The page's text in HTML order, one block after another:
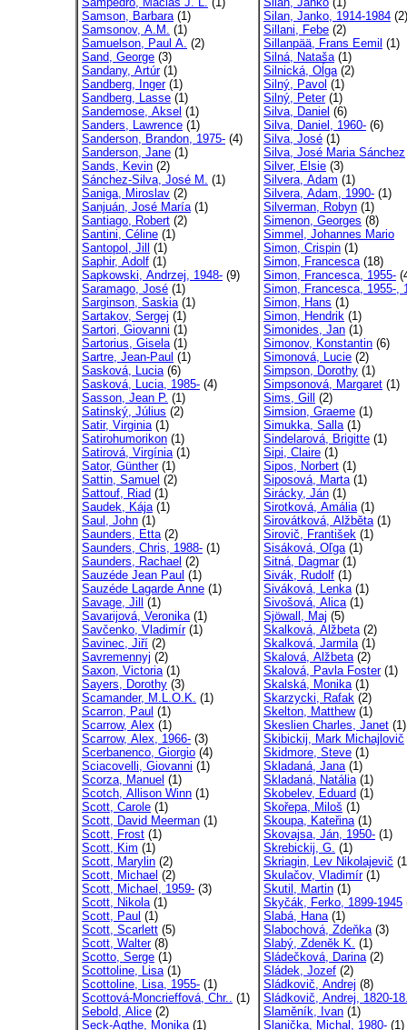
Samson, Barbara(1)
Samsonov, A.M. (1)
Samuelson, Paul A. (2)
Sand, George (3)
Sandany, Artúr(1)
Sandberg, Inger(1)
Sandberg, Lasse (1)
Sandemose, Aksel (1)
Sanders, Lawrence (1)
Sanderson, Brandon, 1975- (4)
Sanderson, Jane (1)
Sands, Kevin (2)
Sánchez-Silva, José M. (1)
Saniga, Miroslav (2)
Sanjuán, José María(1)
Santiago, Robert (2)
Santini, Céline (1)
Santopol, Jill
(1)
Saphir, Adolf (1)
Sapkowski, Andrzej, 1948- (9)
Saramago, José (1)
Sarginson, Saskia(1)
Sartakov, Sergej (1)
Sartori, Giovanni (1)
Sartorius, Gisela(1)
Sartre, Jean-Paul (1)
Sasková, Lucia(6)
Sasková, Lucia, 1985- (4)
Sasson, Jean P. (1)
Satinský, Július (2)
Satir, Virginia(1)
Satirohumorikon (1)
Satirová, Virgínia(1)
Sator, Günther(1)
Sattin, Samuel (2)
Sattouf, Riad (1)
Saudek, Kája(1)
Saul, John (1)
Saunders, Etta(2)
Saunders, Chris, 1988- (1)
Saunders, Rachael (2)
Sauzéde Jean Paul (1)
Sauzéde Lagarde Anne (1)
Savage, Jill
(1)
Savarijová, Veronika(1)
Savčenko, Vladimír(1)
Savinec, Jiří (2)
Savremennyj (2)
Saxon, Victoria(1)
Sayers, Dorothy (3)
Scamander, M.L.O.K. (1)
Scarron, Paul (1)
Scarrow, Alex (1)
Scarrow, Alex, 1966- (3)
Scerbanenco, Giorgio (4)
Sciacovelli, Giovanni (1)
Scorza, Manuel (1)
Scotch, Allison Winn (1)
Scott, Carole (1)
Scott, David Meerman (1)
Scott, Frost (1)
Scott, Kim (1)
Scott, Marylin (2)
Scott, Michael (2)
Scott, Michael, 1959- (3)
Scott, Nikola(1)
Scott, Paul (1)
Scott, Scarlett (5)
Scott, Walter(8)
Scotto, Serge (1)
Scottoline, Lisa(1)
Scottoline, Lisa, 1955- (1)
Scottová-Moncrieffová, Chr.. (1)
Sebold, Alice (2)
Seck-Agthe, Monika(1)
Silan, Janko, 1914-1984 (2)
Sillani, Febe (2)
Sillanpää, Frans Eemil (1)
Silná, Nataša(1)
Silnická, Oĺga(2)
Silný, Pavol (1)
Silný, Peter(1)
Silva, Daniel (6)
Silva, Daniel, 1960- (6)
Silva, José (1)
Silva, José Maria Sánchez
Silver, Elsie (3)
Silvera, Adam (1)
Silvera, Adam, 1990- (1)
Silverman, Robyn (1)
Simenon, Georges (8)
Simmel, Johannes Mario
Simon, Crispin (1)
Simon, Francesca(18)
Simon, Francesca, 1955-
Simon, Francesca, 1955-,
Simon, Hans (1)
Simon, Hendrik (1)
Simonides, Jan (1)
Simonov, Konstantin (6)
Simonová, Lucie (2)
Simpson, Dorothy (1)
Simpsonová, Margaret (1)
Sims, Gill
(2)
Simsion, Graeme (1)
Simukka, Salla(1)
Sindelarová, Brigitte (1)
Sipi, Claire (1)
Sipos, Norbert (1)
Siposová, Marta(1)
Sirácky, Ján (1)
Sirotková, Amália(1)
Sirovátková, Alžběta(1)
Sirovič, František (1)
Sisáková, Oľga(1)
Sitná, Dagmar(1)
Sivák, Rudolf (1)
Siváková, Lenka(1)
Sivošová, Alica(1)
Sjöwall, Maj (5)
Skalková, Alžbeta(2)
Skalková, Jarmila(1)
Skalová, Alžbeta(2)
Skalová, Pavla Foster(1)
Skalská, Monika(1)
Skarzycki, Rafak (2)
Skelton, Matthew(1)
Skeslien Charles, Janet (1)
Skibickij, Mark Michajlovič
Skidmore, Steve (1)
Skladaná, Jana(1)
Skladaná, Natália(1)
Skobelev, Eduard (1)
Skořepa, Miloš (1)
Skoupa, Kateřina(1)
Skovajsa, Ján, 1950- (1)
Skrebickij, G. (1)
Skriagin, Lev Nikolajevič
Skulačov, Vladimír(1)
Skutil, Martin (1)
Skyčák, Ferko, 1899-1945
Slabá, Hana(1)
Slabochová, Zdeňka(3)
Slabý, Zdeněk K. (1)
Sládečková, Darina(2)
Sládek, Jozef (2)
Sládkovič, Andrej (8)
Sládkovič, Andrej, 1820-
Slaměník, Ivan (1)
Slanička, Michal, 1980- (1)